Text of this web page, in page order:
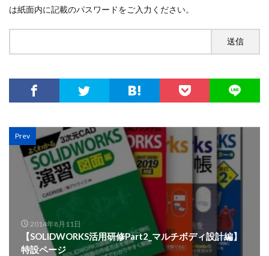
は紙面内に記載のパスワードをご入力ください。
Prev
2014年8月11日
【SOLIDWORKS活用研修Part2_マルチボディ設計編】
特設ページ
エンティティ
エンティティオフセット
カーブ
キャンペーン グレード
コンフィギュレー
セミナー
ダウエルピン記号 データ活用
デカル
フィルパターン
フィレット フォント
ブラインド
ヘリカルとスパイラル
マウスジェスチャー
マウスポイ
ミラー
モーションスタディ モデリング
モデルの
よくわかる！SOLIDWORKS活用研修3次元設計
ラップ
ロフト 中間ファイル
分割ライン
参照ジオメトリ 参考寸法
図面ドキュメント
図面ビュー 図面作成 基礎